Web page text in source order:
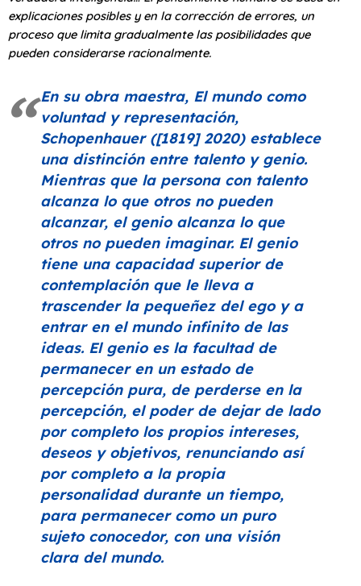
explicaciones posibles y en la corrección de errores, un
proceso que limita gradualmente las posibilidades que
pueden considerarse racionalmente.
En su obra maestra, El mundo como
voluntad y representación,
Schopenhauer ([1819] 2020) establece
una distinción entre talento y genio.
Mientras que la persona con talento
alcanza lo que otros no pueden
alcanzar, el genio alcanza lo que
otros no pueden imaginar. El genio
tiene una capacidad superior de
contemplación que le lleva a
trascender la pequeñez del ego y a
entrar en el mundo infinito de las
ideas. El genio es la facultad de
permanecer en un estado de
percepción pura, de perderse en la
percepción, el poder de dejar de lado
por completo los propios intereses,
deseos y objetivos, renunciando así
por completo a la propia
personalidad durante un tiempo,
para permanecer como un puro
sujeto conocedor, con una visión
clara del mundo.